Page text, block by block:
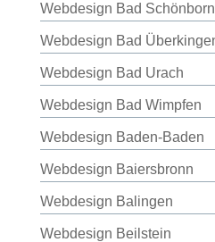
Webdesign Bad Schönborn
Webdesign Bad
Webdesign Bad Urach
Webdesign Bad Wimpfen
Webdesign Baden-Baden
Webdesign Baiersbronn
Webdesign Balingen
Webdesign Beilstein